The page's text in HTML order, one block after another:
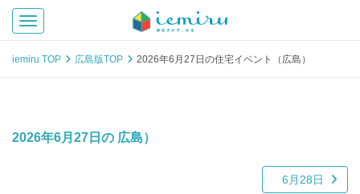
Toggle navigation
iemiru TOP 広島版TOP 2026年6月27日の住宅イベント（広島）
2026年6月27日の 広島）
6月28日